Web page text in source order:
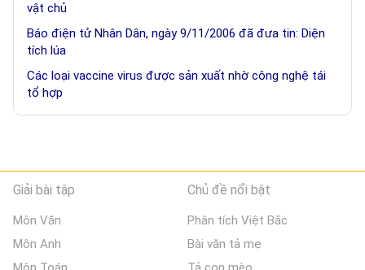
vật chủ
Báo điện tử Nhân Dân, ngày 9/11/2006 đã đưa tin: Diện
tích lúa
Các loại vaccine virus được sản xuất nhờ công nghệ tái
tổ hợp
Giải bài tập
Môn Văn
Môn Anh
Chủ đề nổi bật
Phân tích Việt Bắc
Bài văn tả mẹ